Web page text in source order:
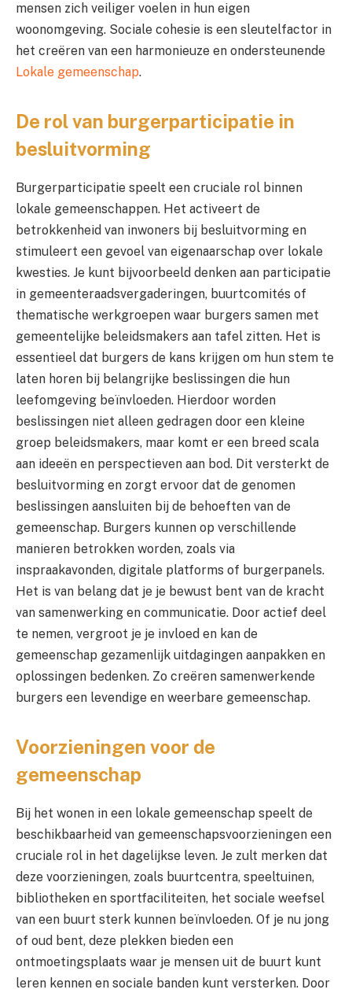
mensen zich veiliger voelen in hun eigen
woonomgeving. Sociale cohesie is een sleutelfactor in
het creëren van een harmonieuze en ondersteunende
Lokale gemeenschap.
De rol van burgerparticipatie in
besluitvorming
Burgerparticipatie speelt een cruciale rol binnen
lokale gemeenschappen. Het activeert de
betrokkenheid van inwoners bij besluitvorming en
stimuleert een gevoel van eigenaarschap over lokale
kwesties. Je kunt bijvoorbeeld denken aan participatie
in gemeenteraadsvergaderingen, buurtcomités of
thematische werkgroepen waar burgers samen met
gemeentelijke beleidsmakers aan tafel zitten. Het is
essentieel dat burgers de kans krijgen om hun stem te
laten horen bij belangrijke beslissingen die hun
leefomgeving beïnvloeden. Hierdoor worden
beslissingen niet alleen gedragen door een kleine
groep beleidsmakers, maar komt er een breed scala
aan ideeën en perspectieven aan bod. Dit versterkt de
besluitvorming en zorgt ervoor dat de genomen
beslissingen aansluiten bij de behoeften van de
gemeenschap. Burgers kunnen op verschillende
manieren betrokken worden, zoals via
inspraakavonden, digitale platforms of burgerpanels.
Het is van belang dat je je bewust bent van de kracht
van samenwerking en communicatie. Door actief deel
te nemen, vergroot je je invloed en kan de
gemeenschap gezamenlijk uitdagingen aanpakken en
oplossingen bedenken. Zo creëren samenwerkende
burgers een levendige en weerbare gemeenschap.
Voorzieningen voor de
gemeenschap
Bij het wonen in een lokale gemeenschap speelt de
beschikbaarheid van gemeenschapsvoorzieningen een
cruciale rol in het dagelijkse leven. Je zult merken dat
deze voorzieningen, zoals buurtcentra, speeltuinen,
bibliotheken en sportfaciliteiten, het sociale weefsel
van een buurt sterk kunnen beïnvloeden. Of je nu jong
of oud bent, deze plekken bieden een
ontmoetingsplaats waar je mensen uit de buurt kunt
leren kennen en sociale banden kunt versterken. Door